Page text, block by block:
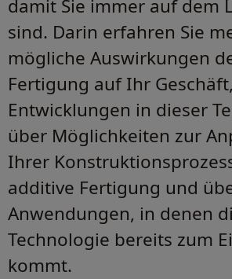
damit Sie immer auf dem
sind. Darin erfahren Sie
mögliche Auswirkungen
Fertigung auf Ihr
Entwicklungen in dieser
über Möglichkeiten zur
Ihrer
additive Fertigung und
Anwendungen, in denen
Technologie bereits zum
kommt.